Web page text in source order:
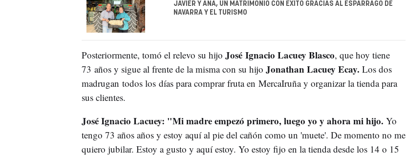
JAVIER Y ANA, UN MATRIMONIO CON ÉXITO GRACIAS AL ESPÁRRAGO DE
NAVARRA Y EL TURISMO
Posteriormente, tomó el relevo su hijo José Ignacio Lacuey Blasco, que hoy tiene
73 años y sigue al frente de la misma con su hijo Jonathan Lacuey Ecay. Los dos
madrugan todos los días para comprar fruta en MercaIruña y organizar la tienda para
sus clientes.
José Ignacio Lacuey: "Mi madre empezó primero, luego yo y ahora mi hijo. Yo
tengo 73 años años y estoy aquí al pie del cañón como un 'muete'. De momento no me
quiero jubilar. Estoy a gusto y aquí estoy. Yo estoy fijo en la tienda desde los 14 o 15